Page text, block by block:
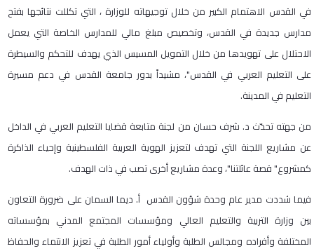
في القدس الاهتمام الكبير من خلال توجيهاته للوزارة ، التي تكللت نتائجها بفتح
مدارس جديدة في القدس، وتخصيص مبلغ مالي للمدارس الخاصة التي يعمل
الاحتلال على تهويدها من خلال التمويل المسيس الذي يهدف للتحكم والسيطرة
على التعليم العربي في القدس"، مشيداً بدور جامعة القدس في دعم مسيرة
التعليم في المدينة.
من جهته تحدّث د. شرف حسان من لجنة متابعة قضايا التعليم العربي في الداخل
عن مشاريع اللجنة التي تهدف لتعزيز الهوية العربية الفلسطينية وإحياء الذاكرة
كمشروع" قصة عائلتنا"، وعدة مشاريع أخرى تصب في ذات الهدف.
فيما شددت مدير عام وحدة شؤون القدس أ. ديما السمان على ضرورة التعاون
بين وزارة التربية والتعليم العالي ومؤسسات المجتمع المدني بمؤسساته
المختلفة وأفراده ومجالس الطلبة وأولياء أمور الطلبة في تعزيز الانتماء والحفاظ